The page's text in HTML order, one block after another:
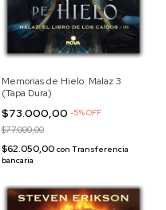
Memorias de Hielo: Malaz 3
(Tapa Dura)
$73.000,00 -5%OFF
$77.000,00
$62.050,00 con Transferencia
bancaria